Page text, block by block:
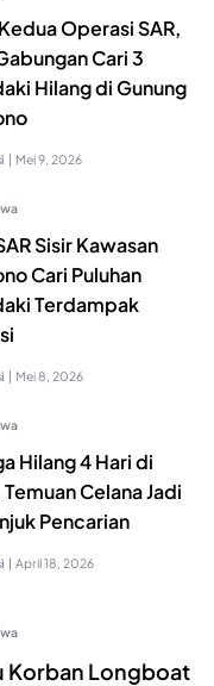
Operasi SAR,
Cari 3
Hilang di Gunung
| Mei 9, 2026
Sisir Kawasan
Cari Puluhan
Terdampak
| Mei 8, 2026
Hilang 4 Hari di
Temuan Celana Jadi
Pencarian
| April 18, 2026
Korban Longboat